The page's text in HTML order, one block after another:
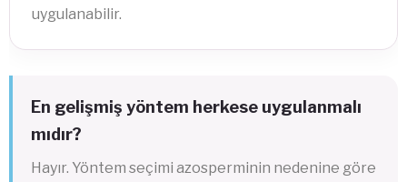
uygulanabilir.
En gelişmiş yöntem herkese uygulanmalı
mıdır?
Hayır. Yöntem seçimi azosperminin nedenine göre